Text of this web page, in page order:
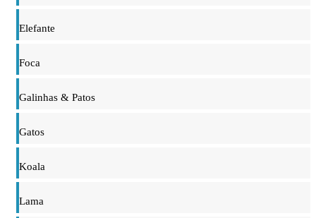
Elefante
Foca
Galinhas & Patos
Gatos
Koala
Lama